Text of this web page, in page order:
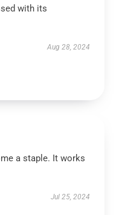
with its
Aug 28, 2024
a staple. It works
Jul 25, 2024